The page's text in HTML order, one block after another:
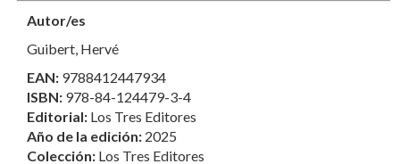
Autor/es
Guibert, Hervé
EAN: 9788412447934
ISBN: 978-84-124479-3-4
Editorial: Los Tres Editores
Año de la edición: 2025
Colección: Los Tres Editores